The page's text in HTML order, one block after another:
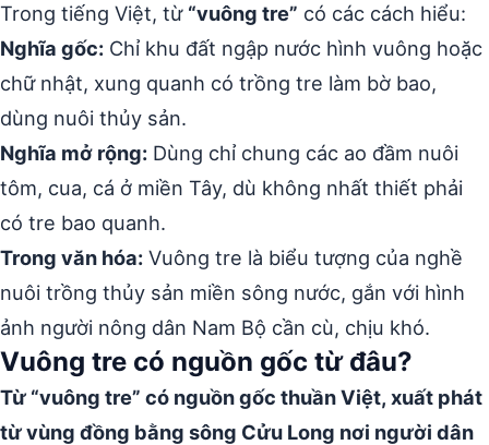
Trong tiếng Việt, từ “vuông tre” có các cách hiểu:
Nghĩa gốc: Chỉ khu đất ngập nước hình vuông hoặc
chữ nhật, xung quanh có trồng tre làm bờ bao,
dùng nuôi thủy sản.
Nghĩa mở rộng: Dùng chỉ chung các ao đầm nuôi
tôm, cua, cá ở miền Tây, dù không nhất thiết phải
có tre bao quanh.
Trong văn hóa: Vuông tre là biểu tượng của nghề
nuôi trồng thủy sản miền sông nước, gắn với hình
ảnh người nông dân Nam Bộ cần cù, chịu khó.
Vuông tre có nguồn gốc từ đâu?
Từ “vuông tre” có nguồn gốc thuần Việt, xuất phát
từ vùng đồng bằng sông Cửu Long nơi người dân